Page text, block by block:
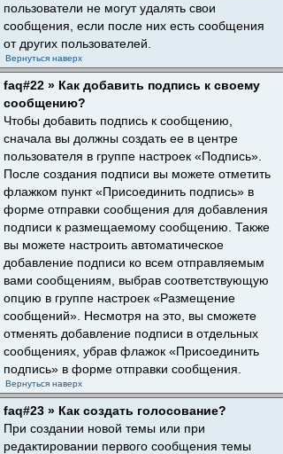
пользователи не могут удалять свои
сообщения, если после них есть сообщения
от других пользователей.
Вернуться наверх
faq#22 » Как добавить подпись к своему
сообщению?
Чтобы добавить подпись к сообщению,
сначала вы должны создать ее в центре
пользователя в группе настроек «Подпись».
После создания подписи вы можете отметить
флажком пункт «Присоединить подпись» в
форме отправки сообщения для добавления
подписи к размещаемому сообщению. Также
вы можете настроить автоматическое
добавление подписи ко всем отправляемым
вами сообщениям, выбрав соответствующую
опцию в группе настроек «Размещение
сообщений». Несмотря на это, вы сможете
отменять добавление подписи в отдельных
сообщениях, убрав флажок «Присоединить
подпись» в форме отправки сообщения.
Вернуться наверх
faq#23 » Как создать голосование?
При создании новой темы или при
редактировании первого сообщения темы